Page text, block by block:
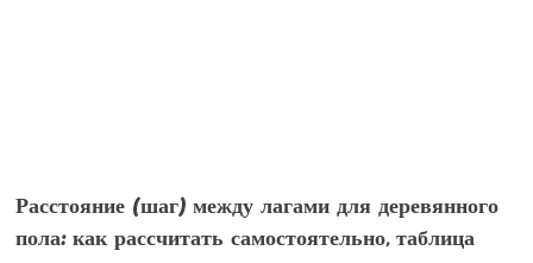
Расстояние (шаг) между лагами для деревянного
пола: как рассчитать самостоятельно, таблица